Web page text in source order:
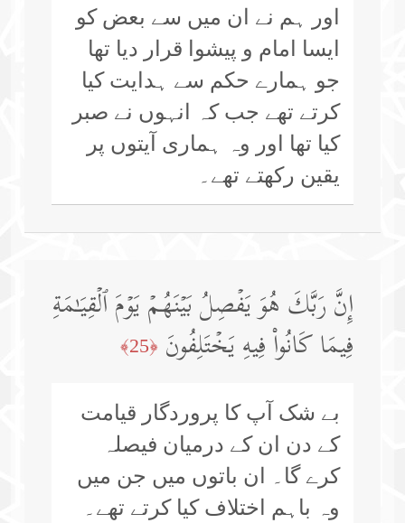
اور ہم نے ان میں سے بعض کو
ایسا امام و پیشوا قرار دیا تھا
جو ہمارے حکم سے ہدایت کیا
کرتے تھے جب کہ انہوں نے صبر
کیا تھا اور وہ ہماری آیتوں پر
یقین رکھتے تھے۔
إِنَّ رَبَّكَ هُوَ یَفۡصِلُ بَیۡنَهُمۡ یَوۡمَ ٱلۡقِیَـٰمَةِ
فِیمَا كَانُوا۟ فِیهِ یَخۡتَلِفُونَ ﴿25﴾
بے شک آپ کا پروردگار قیامت
کے دن ان کے درمیان فیصلہ
کرے گا۔ ان باتوں میں جن میں
وہ باہم اختلاف کیا کرتے تھے۔